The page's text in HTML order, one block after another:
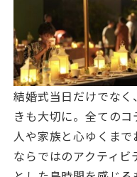
結婚式当日だけでな
きも大切に。全ての
人や家族と心ゆくま
ならではのアクティビ